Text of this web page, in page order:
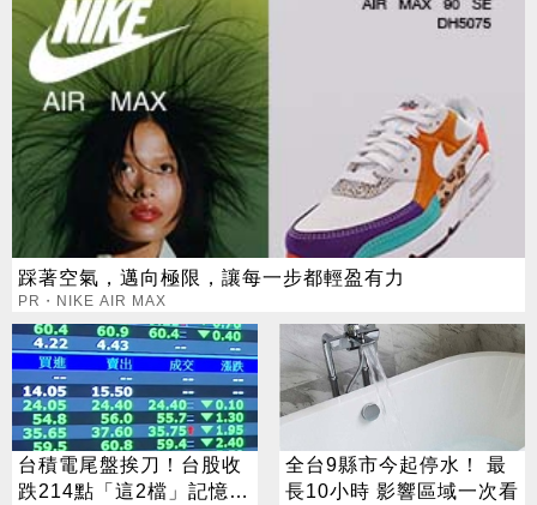
踩著空氣，邁向極限，讓每一步都輕盈有力
PR・NIKE AIR MAX
台積電尾盤挨刀！台股收
跌214點「這2檔」記憶體
全台9縣市今起停水！ 最
長10小時 影響區域一次看